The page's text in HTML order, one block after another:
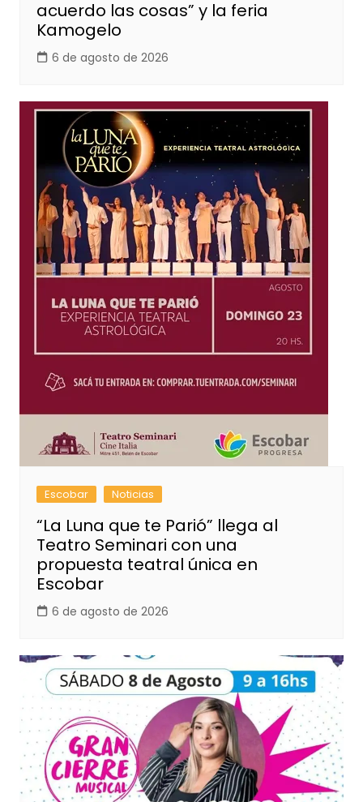
acuerdo las cosas” y la feria
Kamogelo
6 de agosto de 2026
Escobar Noticias
“La Luna que te Parió” llega al
Teatro Seminari con una
propuesta teatral única en
Escobar
6 de agosto de 2026